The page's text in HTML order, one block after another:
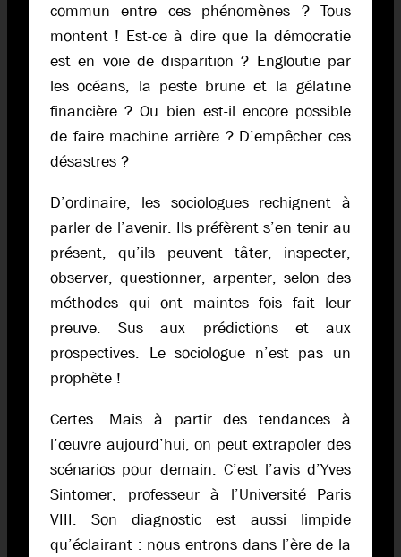
commun entre ces phénomènes ? Tous
montent ! Est-ce à dire que la démocratie
est en voie de disparition ? Engloutie par
les océans, la peste brune et la gélatine
financière ? Ou bien est-il encore possible
de faire machine arrière ? D’empêcher ces
désastres ?
D’ordinaire, les sociologues rechignent à
parler de l’avenir. Ils préfèrent s’en tenir au
présent, qu’ils peuvent tâter, inspecter,
observer, questionner, arpenter, selon des
méthodes qui ont maintes fois fait leur
preuve. Sus aux prédictions et aux
prospectives. Le sociologue n’est pas un
prophète !
Certes. Mais à partir des tendances à
l’œuvre aujourd’hui, on peut extrapoler des
scénarios pour demain. C’est l’avis d’Yves
Sintomer, professeur à l’Université Paris
VIII. Son diagnostic est aussi limpide
qu’éclairant : nous entrons dans l’ère de la